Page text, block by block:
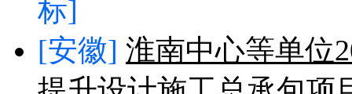
标]
[安徽] 淮南中心等单位